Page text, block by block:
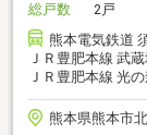
総戸数
2戸
熊本電気鉄道
ＪＲ豊肥本線 武
ＪＲ豊肥本線 光
熊本県熊本市